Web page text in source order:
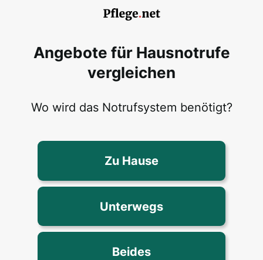
Angebote für Hausnotrufe
vergleichen
Wo wird das Notrufsystem benötigt?
Zu Hause
Unterwegs
Beides